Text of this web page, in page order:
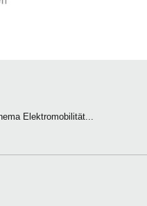
Elektromobilität...